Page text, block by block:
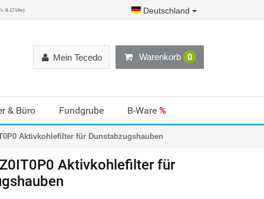
8-17 Uhr) Deutschland
Warenkorb 0
Mein Tecedo
& Büro Fundgrube B-Ware %
Aktivkohlefilter für Dunstabzugshauben
Aktivkohlefilter für